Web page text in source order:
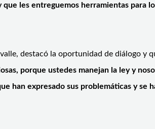
les entreguemos herramientas para
destacó la oportunidad de diálogo y
porque ustedes manejan la ley y
han expresado sus problemáticas y se